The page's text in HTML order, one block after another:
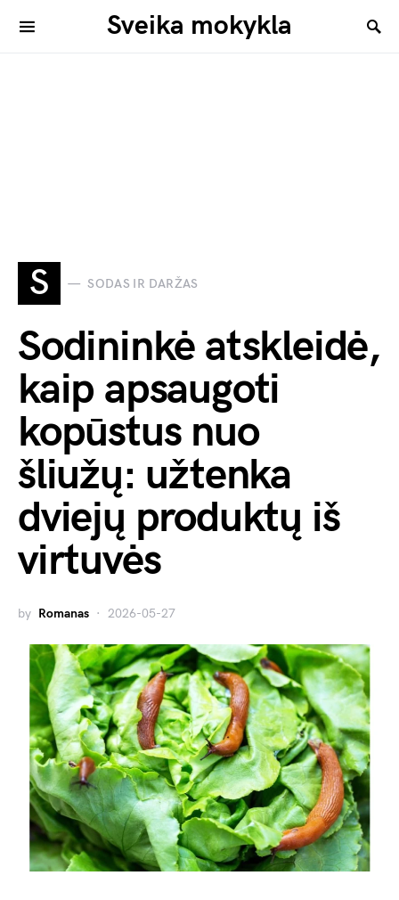
Sveika mokykla
S SODAS IR DARŽAS
Sodininkė atskleidė,
kaip apsaugoti
kopūstus nuo
šliužų: užtenka
dviejų produktų iš
virtuvės
by Romanas 2026-05-27